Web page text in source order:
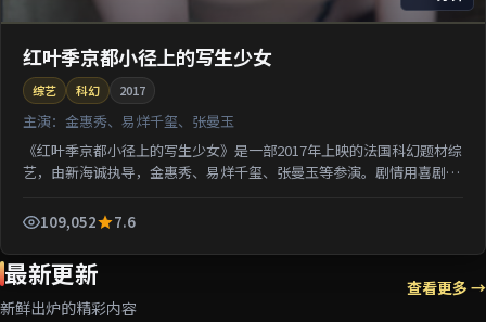
红叶季京都小径上的写生少女
综艺 科幻 2017
主演： 金惠秀、易烊千玺、张曼玉
《红叶季京都小径上的写生少女》是一部2017年上映的法国科幻题材综
艺，由新海诚执导，金惠秀、易烊千玺、张曼玉等参演。剧情用喜剧外
109,052
7.6
最新更新
新鲜出炉的精彩内容
查看更多 →